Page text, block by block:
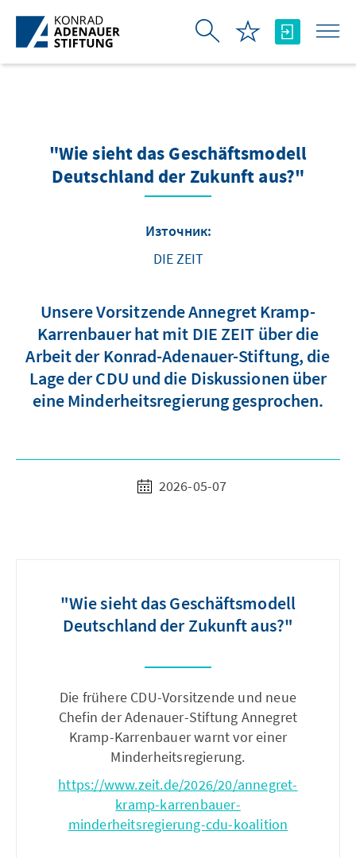
Skip to Main Content
"Wie sieht das Geschäftsmodell
Deutschland der Zukunft aus?"
Източник:
DIE ZEIT
Unsere Vorsitzende Annegret Kramp-
Karrenbauer hat mit DIE ZEIT über die
Arbeit der Konrad-Adenauer-Stiftung, die
Lage der CDU und die Diskussionen über
eine Minderheitsregierung gesprochen.
2026-05-07
"Wie sieht das Geschäftsmodell
Deutschland der Zukunft aus?"
Die frühere CDU-Vorsitzende und neue
Chefin der Adenauer-Stiftung Annegret
Kramp-Karrenbauer warnt vor einer
Minderheitsregierung.
https://www.zeit.de/2026/20/annegret-
kramp-karrenbauer-
minderheitsregierung-cdu-koalition